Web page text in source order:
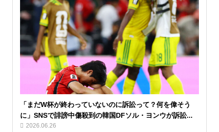
「まだW杯が終わっていないのに訴訟って？何を偉そう
に」SNSで誹謗中傷殺到の韓国DFソル・ヨンウが訴訟...
2026.06.26